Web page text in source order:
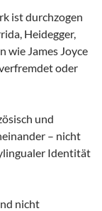
ist durchzogen
Heidegger,
wie James Joyce
oder
und
– nicht
Identität
nicht